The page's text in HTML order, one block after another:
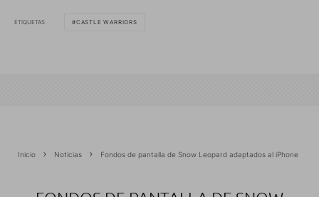
ETIQUETAS CASTLE WARRIORS
Inicio Noticias Fondos de pantalla de Snow Leopard adaptados al iPhone